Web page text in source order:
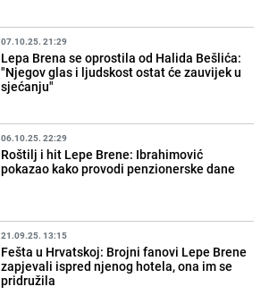
07.10.25. 21:29
Lepa Brena se oprostila od Halida Bešlića:
"Njegov glas i ljudskost ostat će zauvijek u
sjećanju"
06.10.25. 22:29
Roštilj i hit Lepe Brene: Ibrahimović
pokazao kako provodi penzionerske dane
21.09.25. 13:15
Fešta u Hrvatskoj: Brojni fanovi Lepe Brene
zapjevali ispred njenog hotela, ona im se
pridružila